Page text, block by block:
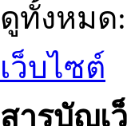
ดูทั้งหมด:
เว็บไซต์
สารบัญเ